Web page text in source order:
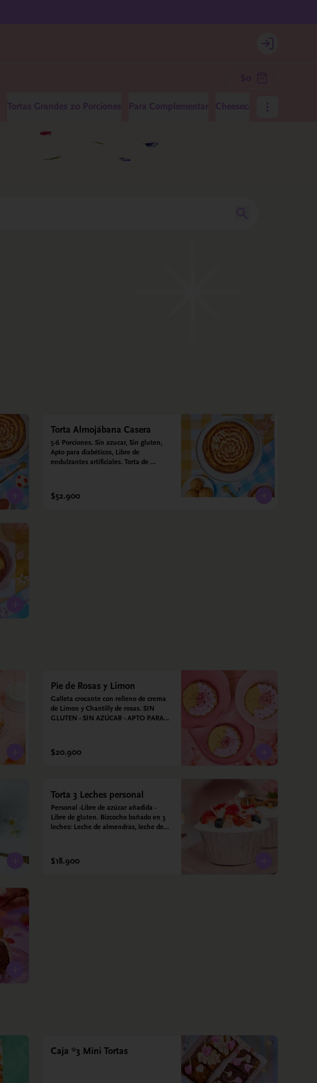
Login
Tortas Grandes 20 Porciones Para Complementar Cheesecakes Medianos
Torta Almojábana Casera
5-6 Porciones. Sin azucar, Sin gluten,
Apto para diabéticos, Libre de
endulzantes artificiales. Torta de
maíz, huevo, queso campesino,
alulosa, leche deslactosada, leche de
$52.900
Pie de Rosas y Limon
Galleta crocante con relleno de crema
de Limon y Chantilly de rosas. SIN
GLUTEN - SIN AZÚCAR - APTO PARA
$20.900
Torta 3 Leches personal
Personal -Libre de azúcar añadida -
Libre de gluten. Bizcocho bañado en 3
leches: Leche de almendras, leche de
quinoa, huevo, leche de almendras,
aceite girasol, leche de coco, estevia
$18.900
Caja *3 Mini Tortas